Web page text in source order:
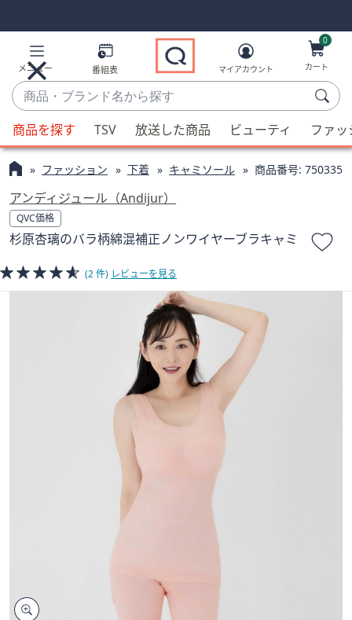
Links
Links2
メニュー 番組表
商
品・
ブ
ラ
ン
名
か
ら
す
候
補
が
利
用
可
能
場
合、
ス
マイアカウント
0
カート
商品を探す TSV 放送した商品 ビューティ ファ
ファッション 下着 キャミソール 商品番号: 750335
アンディジュール（Andijur）
QVC価格
杉原杏璃のバラ柄綿混補正ノンワイヤーブラキャミ
(2 件) レビューを見る